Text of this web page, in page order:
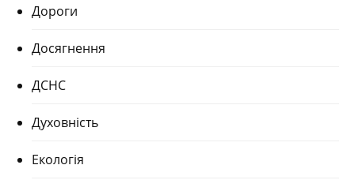
Дороги
Досягнення
ДСНС
Духовність
Екологія